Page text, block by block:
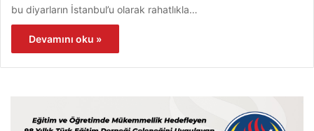
bu diyarların İstanbul’u olarak rahatlıkla…
Devamını oku »